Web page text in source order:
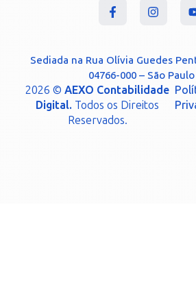
Sediada na Rua Olívia Guedes
04766-000 – São Paulo
2026 ©AEXO Contabilidade
Digital. Todos os Direitos
Reservados.